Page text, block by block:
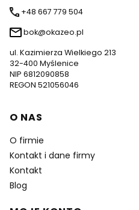
+48 667 779 504
bok@okazeo.pl
ul. Kazimierza Wielkiego 213
32-400 Myślenice
NIP 6812090858
REGON 521056046
Linki w stopce
O NAS
O firmie
Kontakt i dane firmy
Kontakt
Blog